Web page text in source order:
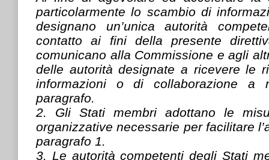
particolarmente lo scambio di
designano un’unica autorità
contatto ai fini della presente
comunicano alla Commissione e agli
delle autorità designate a ricevere le
informazioni o di collaborazione a
paragrafo.
2. Gli Stati membri adottano le
organizzative necessarie per facilitare
paragrafo 1.
3. Le autorità competenti degli Stati